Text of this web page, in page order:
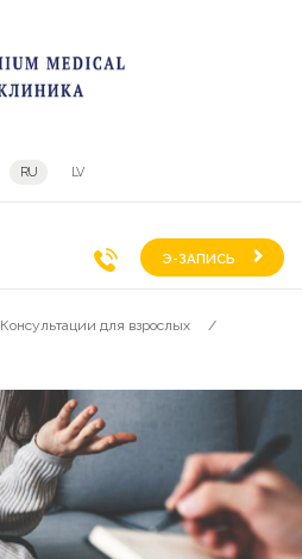
RU LV
Э-ЗАПИСЬ
Консультации для взрослых